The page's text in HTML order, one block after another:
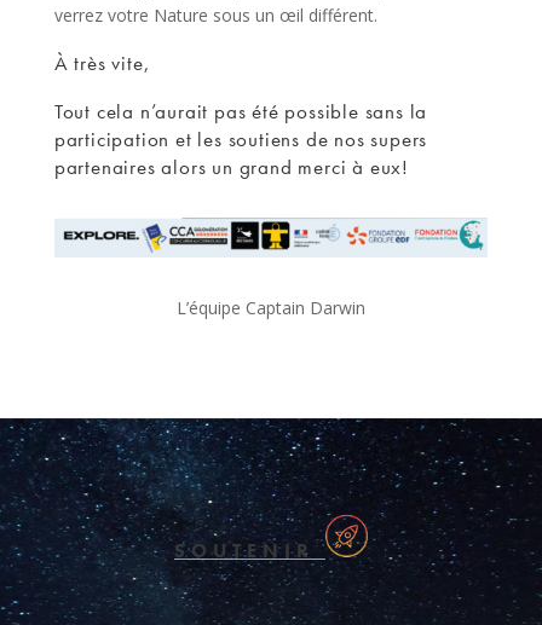
verrez votre Nature sous un œil différent.
À très vite,
Tout cela n’aurait pas été possible sans la
participation et les soutiens de nos supers
partenaires alors un grand merci à eux!
L’équipe Captain Darwin
SOUTENIR